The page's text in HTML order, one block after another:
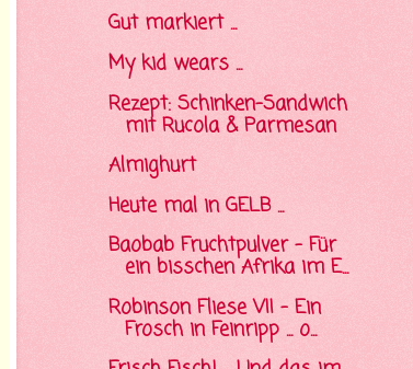
Gut markiert ...
My kid wears ...
Rezept: Schinken-Sandwich
mit Rucola & Parmesan
Almighurt
Heute mal in GELB ...
Baobab Fruchtpulver - Für
ein bisschen Afrika im E...
Robinson Fliese VII - Ein
Frosch in Feinripp ... o...